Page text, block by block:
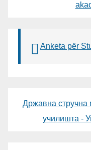
Anketa për
Државна стручна
училишта -